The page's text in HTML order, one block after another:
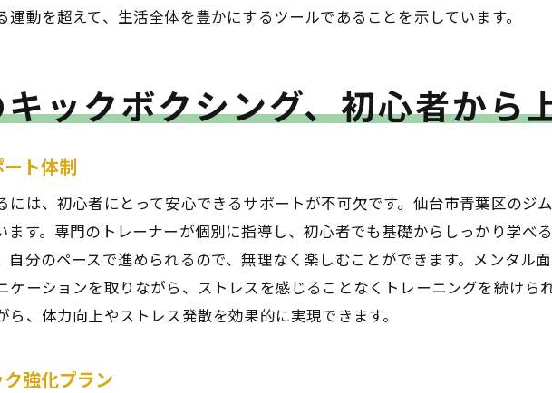
コミュニティイベントでの交流の場
トレーニング後のリラックスタイムを楽しむ
青葉区の四季を感じるトレーニング体験
環境に優しいフィットネスの実践
自然の中でのトレーニングがもたらす心理的効果
地域の自然を楽しむギアとアパレルの選び方
動を超えて、生活全体を豊かにするツールであることを示しています。
ックボクシング、初心者から
ト体制
には、初心者にとって安心できるサポートが不可欠です。仙台市青葉区のジ
ます。専門のトレーナーが個別に指導し、初心者でも基礎からしっかり学べ
自分のペースで進められるので、無理なく楽しむことができます。メンタル
ケーションを取りながら、ストレスを感じることなくトレーニングを続けら
、体力向上やストレス発散を効果的に実現できます。
強化プラン